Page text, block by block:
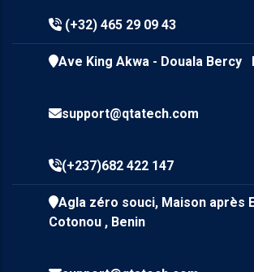
(+32) 465 29 09 43
Ave King Akwa - Douala Bercy
support@qtatech.com
(+237)682 422 147
Agla zéro souci, Maison après
Cotonou , Benin